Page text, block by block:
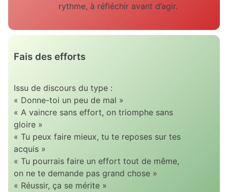
rythme, à réfléchir avant d’agir.
Fais des efforts
Issu de discours du type :
« Donne-toi un peu de mal »
« A vaincre sans effort, on triomphe sans
gloire »
« Tu peux faire mieux, tu te reposes sur tes
acquis »
« Tu pourrais faire un effort tout de même,
on ne te demande pas grand chose »
« Réussir, ça se mérite »